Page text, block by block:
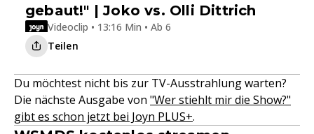
gebaut!" | Joko vs. Olli Dittrich
Videoclip • 13:16 Min • Ab 6
Teilen
Du möchtest nicht bis zur TV-Ausstrahlung warten?
Die nächste Ausgabe von "Wer stiehlt mir die Show?"
gibt es schon jetzt bei Joyn PLUS+.